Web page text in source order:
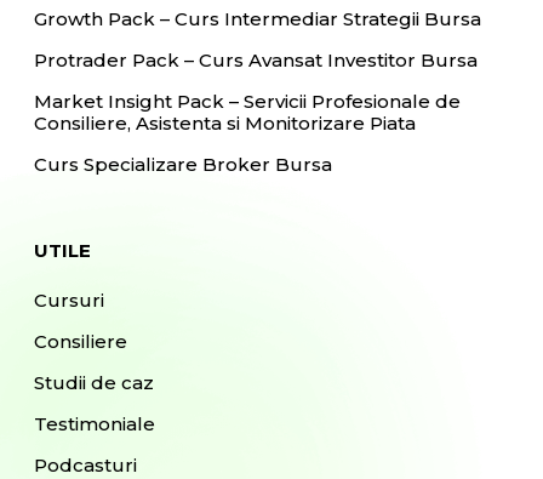
Growth Pack – Curs Intermediar Strategii Bursa
Protrader Pack – Curs Avansat Investitor Bursa
Market Insight Pack – Servicii Profesionale de
Consiliere, Asistenta si Monitorizare Piata
Curs Specializare Broker Bursa
UTILE
Cursuri
Consiliere
Studii de caz
Testimoniale
Podcasturi